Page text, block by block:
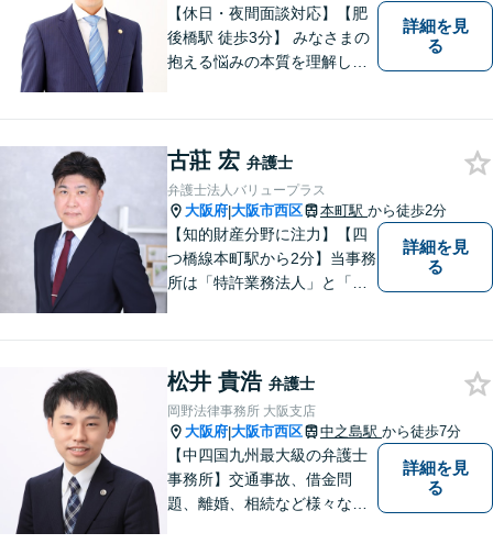
い。
【休日・夜間面談対応】【肥
後橋駅 徒歩3分】 みなさまの
抱える悩みの本質を理解し解
詳細を見
る
古莊 宏 弁護士
弁護士法人バリュープラス
大阪府|大阪市西区 本町駅 から徒歩2分
【知的財産分野に注力】【四
つ橋線本町駅から2分】当事務
所は「特許業務法人」と「弁
ュニケーション」を大切に
し、喜んで頂けるサービスを
提供いたします【法テラス利
用可】
詳細を見
る
松井 貴浩 弁護士
岡野法律事務所 大阪支店
大阪府|大阪市西区 中之島駅 から徒歩7分
【中四国九州最大級の弁護士
事務所】交通事故、借金問
題、離婚、相続など様々な問
詳細を見
る